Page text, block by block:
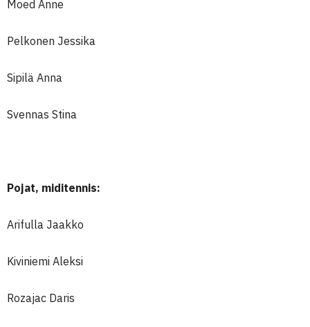
Moed Anne
Pelkonen Jessika
Sipilä Anna
Svennas Stina
Pojat, miditennis:
Arifulla Jaakko
Kiviniemi Aleksi
Rozajac Daris